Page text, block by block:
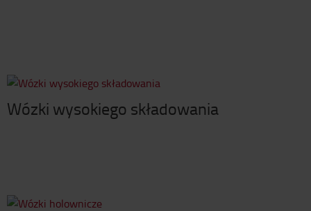
Wózki wysokiego składowania